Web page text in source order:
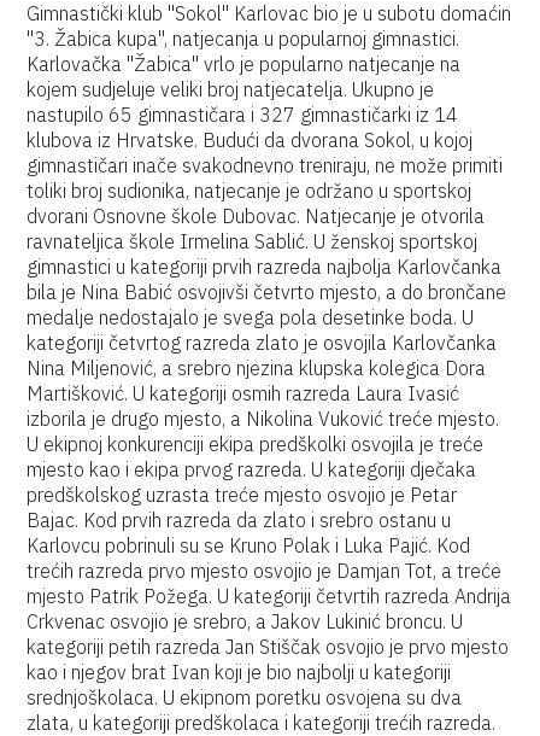
Gimnastički klub "Sokol" Karlovac bio je u subotu domaćin
"3. Žabica kupa", natjecanja u popularnoj gimnastici.
Karlovačka "Žabica" vrlo je popularno natjecanje na
kojem sudjeluje veliki broj natjecatelja. Ukupno je
nastupilo 65 gimnastičara i 327 gimnastičarki iz 14
klubova iz Hrvatske. Budući da dvorana Sokol, u kojoj
gimnastičari inače svakodnevno treniraju, ne može primiti
toliki broj sudionika, natjecanje je održano u sportskoj
dvorani Osnovne škole Dubovac. Natjecanje je otvorila
ravnateljica škole Irmelina Sablić. U ženskoj sportskoj
gimnastici u kategoriji prvih razreda najbolja Karlovčanka
bila je Nina Babić osvojivši četvrto mjesto, a do brončane
medalje nedostajalo je svega pola desetinke boda. U
kategoriji četvrtog razreda zlato je osvojila Karlovčanka
Nina Miljenović, a srebro njezina klupska kolegica Dora
Martišković. U kategoriji osmih razreda Laura Ivasić
izborila je drugo mjesto, a Nikolina Vuković treće mjesto.
U ekipnoj konkurenciji ekipa predškolki osvojila je treće
mjesto kao i ekipa prvog razreda. U kategoriji dječaka
predškolskog uzrasta treće mjesto osvojio je Petar
Bajac. Kod prvih razreda da zlato i srebro ostanu u
Karlovcu pobrinuli su se Kruno Polak i Luka Pajić. Kod
trećih razreda prvo mjesto osvojio je Damjan Tot, a treće
mjesto Patrik Požega. U kategoriji četvrtih razreda Andrija
Crkvenac osvojio je srebro, a Jakov Lukinić broncu. U
kategoriji petih razreda Jan Stiščak osvojio je prvo mjesto
kao i njegov brat Ivan koji je bio najbolji u kategoriji
srednjoškolaca. U ekipnom poretku osvojena su dva
zlata, u kategoriji predškolaca i kategoriji trećih razreda.